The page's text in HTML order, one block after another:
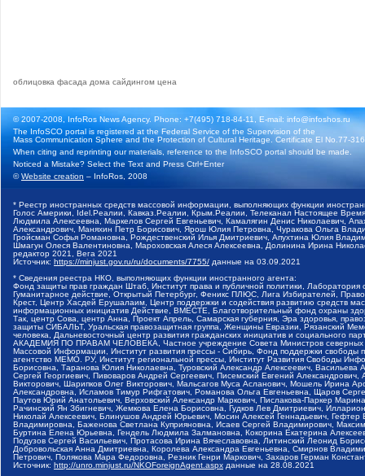
облицовка фасада дома сайдингом цена
© 2007-2008, InfoRos News Agency. Phone: +7(495) 718-84-11, E-mail: info@infoshos.ru
The InfoSCO portal is registered at the Federal Service of the Supervision of the
Mass Communication Sphere and the Protection of Cultural Heritage. Certificate El No.77-
When citing and reprinting our materials, reference to the InfoSCO portal should be made.
Noticed a Mistake? Select the Text and Press Ctrl+Enter
©Website creation – InfoRos, 2008
* Реестр иностранных средств массовой информации, выполняющих функции
Голос Америки, Idel.Реалии, Кавказ.Реалии, Крым.Реалии, Телеканал Настоящее
Людмила Алексеевна, Маркелов Сергей Евгеньевич, Камалягин Денис Николаевич,
Александрович, Маняхин Петр Борисович, Ярош Юлия Петровна, Чуракова Ольга
Гройсман Софья Романовна, Рождественский Илья Дмитриевич, Апухтина Юлия
Шмагун Олеся Валентиновна, Мароховская Алеся Алексеевна, Долинина Ирина
редактор 2021, Вега 2021
Источник: https://minjust.gov.ru/ru/documents/7755/ данные на 03.09.2021
* Сведения реестра НКО, выполняющих функции иностранного агента:
Фонд защиты прав граждан Штаб, Институт права и публичной политики,
Гуманитарное действие, Открытый Петербург, Феникс ПЛЮС, Лига Избирателей,
Крест, Центр Хасдей Ерушалаим, Центр поддержки и содействия развитию средств
информационных инициатив Действие, ВМЕСТЕ, Благотворительный фонд охраны
Так, центр Сова, центр Анна, Проект Апрель, Самарская губерния, Эра здоровья,
защиты СИБАЛЬТ, Уральская правозащитная группа, Женщины Евразии, Рязанский
человека, Дальневосточный центр развития гражданских инициатив и социального
АКАДЕМИЯ ПО ПРАВАМ ЧЕЛОВЕКА, Частное учреждение Совета Министров северных
Массовой Информации, Институт развития прессы - Сибирь, Фонд поддержки
агентство МЕМО. РУ, Институт региональной прессы, Институт Развития Свободы
Борисовна, Таранова Юлия Николаевна, Туровский Александр Алексеевич,
Сергей Георгиевич, Пивоваров Андрей Сергеевич, Писемский Евгений
Викторович, Шарипков Олег Викторович, Мальсагов Муса Асланович, Мошель Ирина
Александровна, Исламов Тимур Рифгатович, Романова Ольга Евгеньевна, Щаров
Паутов Юрий Анатольевич, Верховский Александр Маркович, Пислакова-Паркер
Рачинский Ян Збигневич, Жемкова Елена Борисовна, Гудков Лев Дмитриевич,
Николай Алексеевич, Блинушов Андрей Юрьевич, Мосин Алексей Геннадьевич,
Владимировна, Баженова Светлана Куприяновна, Исаев Сергей Владимирович,
Буртина Елена Юрьевна, Гендель Людмила Залмановна, Кокорина Екатерина
Подузов Сергей Васильевич, Протасова Ирина Вячеславовна, Литинский Леонид
Добровольская Анна Дмитриевна, Королева Александра Евгеньевна, Смирнов
Петрович, Полякова Мара Федоровна, Резник Генри Маркович, Захаров Герман
Источник: http://unro.minjust.ru/NKOForeignAgent.aspx данные на 28.08.2021